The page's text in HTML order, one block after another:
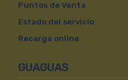
Puntos de Venta
Estado del servicio
Recarga online
GUAGUAS